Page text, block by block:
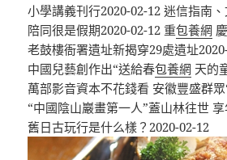
小學講義刊行2020-02-12 迷信指南
陪同很是假期2020-02-12 重包養網
老鼓樓衙署遺址新揭穿29處遺址
中國兒藝創作出“送給春包養網 天的
萬部影音資本不花錢看 安徽豐盛群
“中國陰山巖畫第一人”蓋山林往世
舊日古玩行是什么樣？2020-02-12